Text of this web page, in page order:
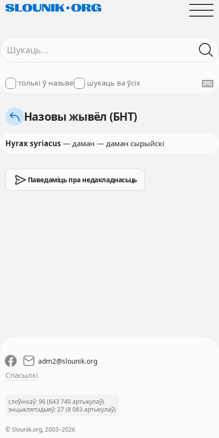
толькі ў назьве шукаць ва ўсіх
Назовы жывёл (БНТ)
Hyrax syriacus — даман — даман сырыйскі
Паведаміць пра недакладнасьць
adm2@slounik.org
Спасылкі
слоўнікаў: 96 (643 740 артыкулаў)
энцыкляпэдыяў: 27 (8 083 артыкулаў)
© Slounik.org, 2003–2026